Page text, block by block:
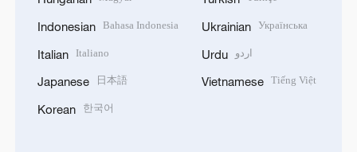
Indonesian Bahasa Indonesia
Italian Italiano
Japanese 日本語
Korean 한국어
Ukrainian Українська
Urdu اردو
Vietnamese Tiếng Việt